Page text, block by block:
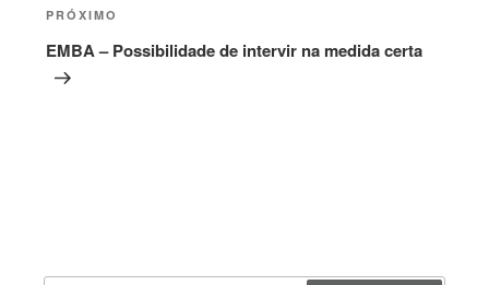
Próximo
post
PRÓXIMO
EMBA – Possibilidade de intervir na medida certa